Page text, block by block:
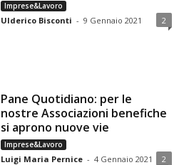
Imprese&Lavoro
Ulderico Bisconti - 9 Gennaio 2021 2
Pane Quotidiano: per le
nostre Associazioni benefiche
si aprono nuove vie
Imprese&Lavoro
Luigi Maria Pernice - 4 Gennaio 2021 2